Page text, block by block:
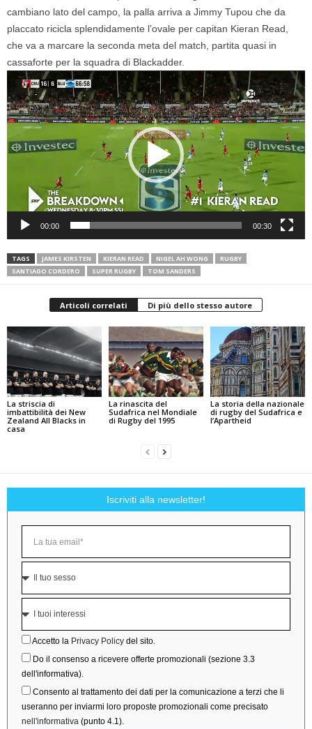
cambiano lato del campo, la palla arriva a Jimmy Tupou che da
placcato ricicla splendidamente l’ovale per capitan Kieran Read,
che va a marcare la seconda meta del match, partita quasi in
cassaforte per la squadra di Blackadder.
Video
Player
00:00 00:30
TAGS JAMES KIRSTEN KIERAN READ NIGEL AH WONG
RUGBY
SANTIAGO CORDERO
SUPER RUGBY TOM SANDERS
Articoli correlati Di più dello stesso autore
La striscia di
imbattibilità dei New
Zealand All Blacks in
casa
La rinascita del
Sudafrica nel Mondiale
di Rugby del 1995
La storia della nazionale
di rugby del Sudafrica e
l’Apartheid
Iscriviti alla newsletter!
Accetto la Privacy Policy del sito.
Do il consenso a ricevere offerte promozionali (sezione 3.3
dell'informativa).
Consento al trattamento dei dati per la comunicazione a terzi che li
useranno per inviarmi loro proposte promozionali come precisato
nell'informativa (punto 4.1).